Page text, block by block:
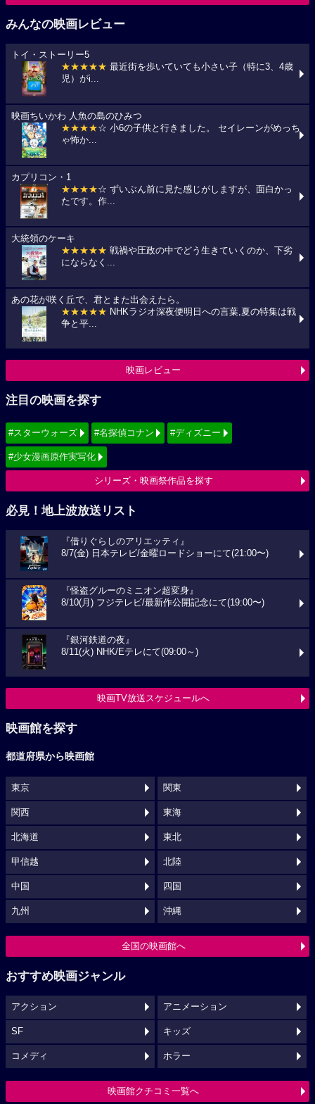
みんなの映画レビュー
トイ・ストーリー5
★★★★★ 最近街を歩いていても小さい子（特に3、4歳
児）がi...
映画ちいかわ 人魚の島のひみつ
★★★★☆ 小6の子供と行きました。 セイレーンがめっち
ゃ怖か...
カプリコン・1
★★★★☆ ずいぶん前に見た感じがしますが、面白かっ
たです。作...
大統領のケーキ
★★★★★ 戦禍や圧政の中でどう生きていくのか、下劣
にならなく...
あの花が咲く丘で、君とまた出会えたら。
★★★★★ NHKラジオ深夜便明日への言葉,夏の特集は戦
争と平...
映画レビュー
注目の映画を探す
#スターウォーズ #名探偵コナン #ディズニー
#少女漫画原作実写化
シリーズ・映画祭作品を探す
必見！地上波放送リスト
『借りぐらしのアリエッティ』
8/7(金) 日本テレビ/金曜ロードショーにて(21:00〜)
『怪盗グルーのミニオン超変身』
8/10(月) フジテレビ/最新作公開記念にて(19:00〜)
『銀河鉄道の夜』
8/11(火) NHK/Eテレにて(09:00～)
映画TV放送スケジュールへ
映画館を探す
都道府県から映画館
東京 関東
関西 東海
北海道 東北
甲信越 北陸
中国 四国
九州 沖縄
全国の映画館へ
おすすめ映画ジャンル
アクション アニメーション
SF キッズ
コメディ ホラー
映画館クチコミ一覧へ